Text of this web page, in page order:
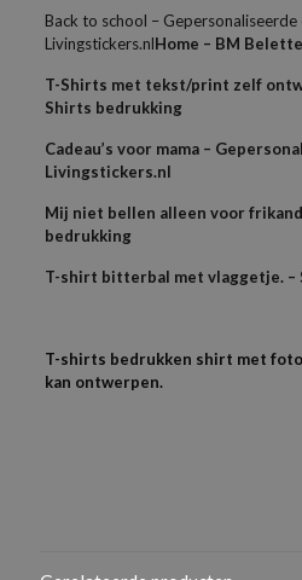
Back to school – Gepersonaliseerde
Livingstickers.nlHome – BM
T-Shirts met tekst/print zelf
Shirts bedrukking
Cadeau’s voor mama –
Livingstickers.nl
Mij niet bellen alleen voor
bedrukking
T-shirt bitterbal met vlaggetje. –
T-shirts bedrukken shirt met
kan ontwerpen.